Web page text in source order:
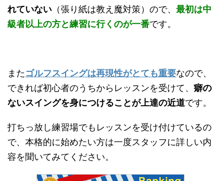
れていない （張り紙は教え魔対策）ので、 最初は中
級者以上の方と練習に行くのが一番です。
またゴルフスイングは再現性がとても重要なので、
できれば初心者のうちからレッスンを受けて、癖の
ないスイングを身につけることが上達の近道です。
打ちっ放し練習場でもレッスンを受け付けているの
で、本格的に始めたい方は一度スタッフに詳しい内
容を聞いてみてください。